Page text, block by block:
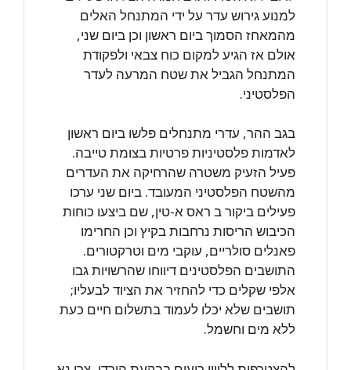
למנוע גירוש עדר על ידי המתנחל האלים
מהמאחז הסמוך ביום ראשון וכן ביום שני,
אולם אז הגיע למקום כוח צבאי ולפקודת
המתנחל הגביל את שטח המרעה לעדר
הפלסטיני.
בגב ההר, עדרי מתנחלים פלשו ביום ראשון
לאדמות פלסטיניות פרטיות בצומת טייבה.
פעיל הזעיק משטרה שהרחיקה את העדרים
מהשטח הפלסטיני המעובד. ביום שני ערכו
פעילים ביקור ב ראס א-טין, שם ביצעו כוחות
הכיבוש הריסות נרחבות בקיץ וכן החרימו
פאנלים סולריים, עוקבי מים וטרקטורים.
התושבים הפלסטינים דיווחו שהרשויות גבו
אלפי שקלים כדי להחזיר את הציוד לבעליו;
תושבים שלא יכלו לעמוד בתשלום חיים כעת
ללא מים וחשמל.